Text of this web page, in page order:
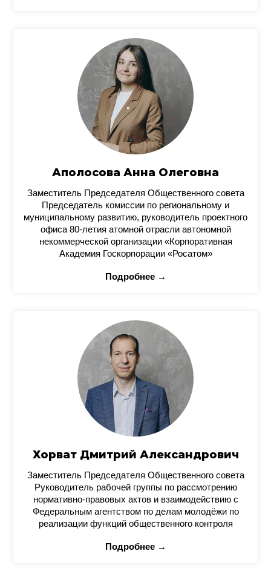
Аполосова Анна Олеговна
Заместитель Председателя Общественного совета
Председатель комиссии по региональному и
муниципальному развитию, руководитель проектного
офиса 80-летия атомной отрасли автономной
некоммерческой организации «Корпоративная
Академия Госкорпорации «Росатом»
Подробнее →
Хорват Дмитрий Александрович
Заместитель Председателя Общественного совета
Руководитель рабочей группы по рассмотрению
нормативно-правовых актов и взаимодействию с
Федеральным агентством по делам молодёжи по
реализации функций общественного контроля
Подробнее →